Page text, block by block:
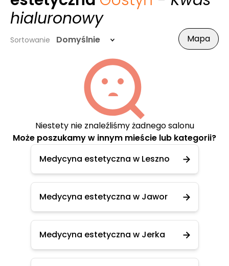
hialuronowy
Sortowanie Domyślnie Mapa
Niestety nie znaleźliśmy żadnego salonu
Może poszukamy w innym mieście lub kategorii?
Medycyna estetyczna w Leszno
Medycyna estetyczna w Jawor
Medycyna estetyczna w Jerka